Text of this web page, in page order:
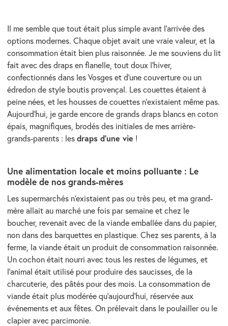
Il me semble que tout était plus simple avant l’arrivée des
options modernes. Chaque objet avait une vraie valeur, et la
consommation était bien plus raisonnée. Je me souviens du lit
fait avec des draps en flanelle, tout doux l’hiver,
confectionnés dans les Vosges et d’une couverture ou un
édredon de style boutis provençal. Les couettes étaient à
peine nées, et les housses de couettes n’existaient même pas.
Aujourd’hui, je garde encore de grands draps blancs en coton
épais, magnifiques, brodés des initiales de mes arrière-
grands-parents : les draps d’une vie !
Une alimentation locale et moins polluante : Le
modèle de nos grands-mères
Les supermarchés n’existaient pas ou très peu, et ma grand-
mère allait au marché une fois par semaine et chez le
boucher, revenait avec de la viande emballée dans du papier,
non dans des barquettes en plastique. Chez ses parents, à la
ferme, la viande était un produit de consommation raisonnée.
Un cochon était nourri avec tous les restes de légumes, et
l’animal était utilisé pour produire des saucisses, de la
charcuterie, des pâtés pour des mois. La consommation de
viande était plus modérée qu’aujourd’hui, réservée aux
événements et aux fêtes. On prélevait dans le poulailler ou le
clapier avec parcimonie.